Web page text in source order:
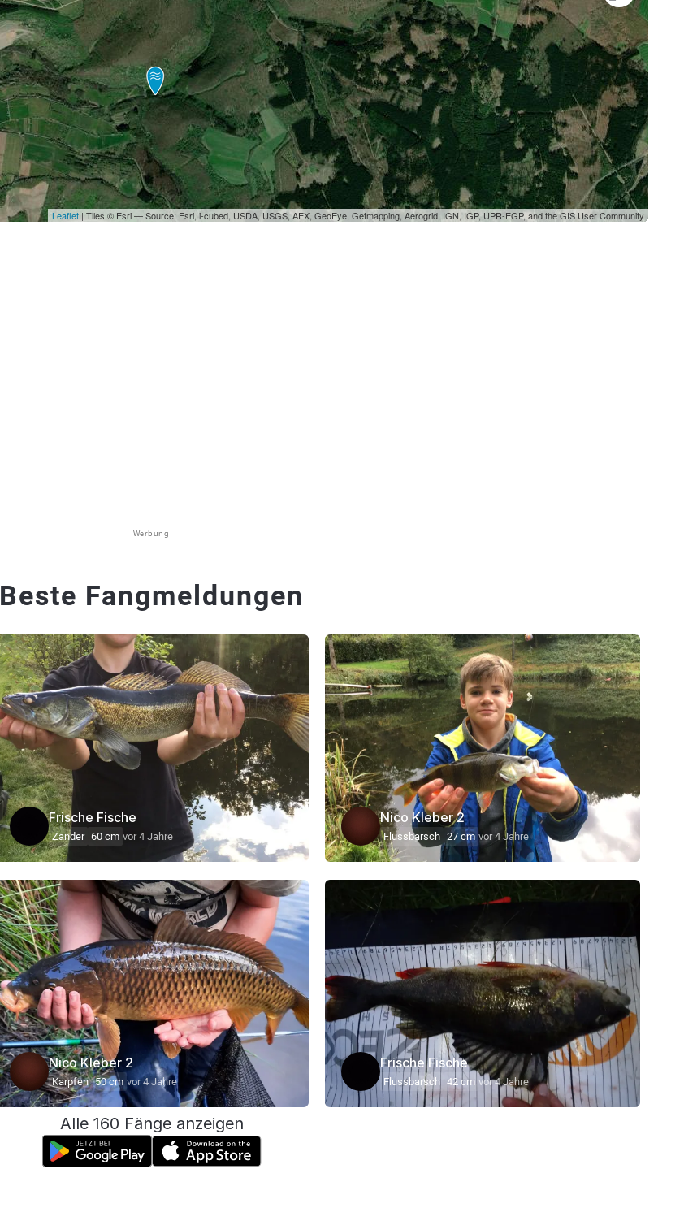
Leaflet | Tiles © Esri — Source: Esri, i-cubed, USDA, USGS, AEX, GeoEye, Getmapping, Aerogrid, IGN, IGP, UPR-EGP, and the GIS User Community
Werbung
Beste Fangmeldungen
Frische Fische
Zander 60 cm vor 4 Jahre
Nico Kleber 2
Flussbarsch 27 cm vor 4 Jahre
Nico Kleber 2
Karpfen 50 cm vor 4 Jahre
Frische Fische
Flussbarsch 42 cm vor 4 Jahre
Alle 160 Fänge anzeigen